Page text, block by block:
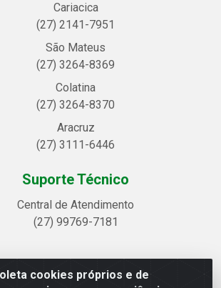
cookies próprios e de
Cariacica
(27) 2141-7951
São Mateus
(27) 3264-8369
Colatina
(27) 3264-8370
Aracruz
(27) 3111-6446
Suporte Técnico
Central de Atendimento
(27) 99769-7181
LTDA - Avenida Alegre, 2521 -